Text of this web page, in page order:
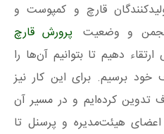
قارچ و کمپوست و
و وضعیت پرورش قارچ
دهیم تا بتوانیم آن‌ها را
برسیم. برای این کار نیز
تدوین کرده‌ایم و در مسیر آن
اعضای هیئت‌مدیره و پرسنل تا